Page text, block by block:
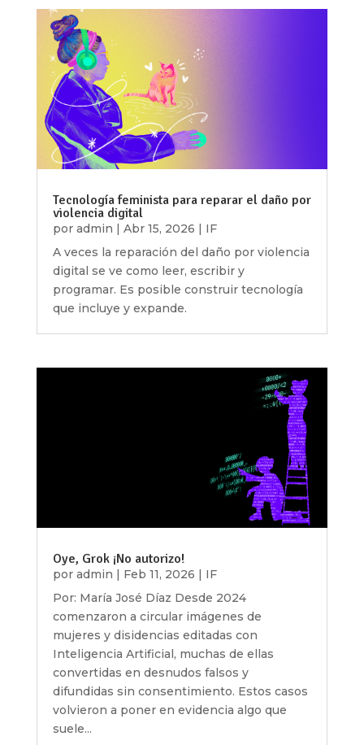
Tecnología feminista para reparar el daño por
violencia digital
por admin | Abr 15, 2026 | IF
A veces la reparación del daño por violencia
digital se ve como leer, escribir y
programar. Es posible construir tecnología
que incluye y expande.
Oye, Grok ¡No autorizo!
por admin | Feb 11, 2026 | IF
Por: María José Díaz Desde 2024
comenzaron a circular imágenes de
mujeres y disidencias editadas con
Inteligencia Artificial, muchas de ellas
convertidas en desnudos falsos y
difundidas sin consentimiento. Estos casos
volvieron a poner en evidencia algo que
suele...